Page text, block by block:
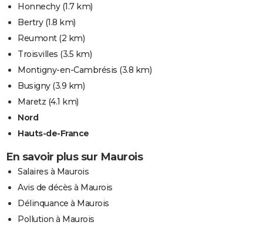
Honnechy(1.7 km)
Bertry(1.8 km)
Reumont(2 km)
Troisvilles (3.5 km)
Montigny-en-Cambrésis (3.8 km)
Busigny(3.9 km)
Maretz (4.1 km)
Nord
Hauts-de-France
En savoir plus sur Maurois
Salaires à Maurois
Avis de décès à Maurois
Délinquance à Maurois
Pollution à Maurois